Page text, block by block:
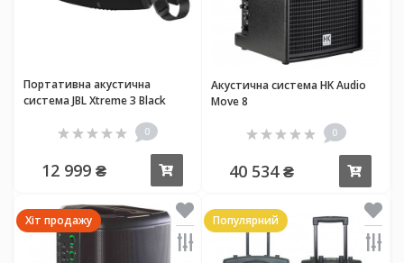
Портативна акустична
система JBL Xtreme 3 Black
0
12 999 ₴
Акустична система HK Audio
Move 8
0
40 534 ₴
Хіт продажу Популярний